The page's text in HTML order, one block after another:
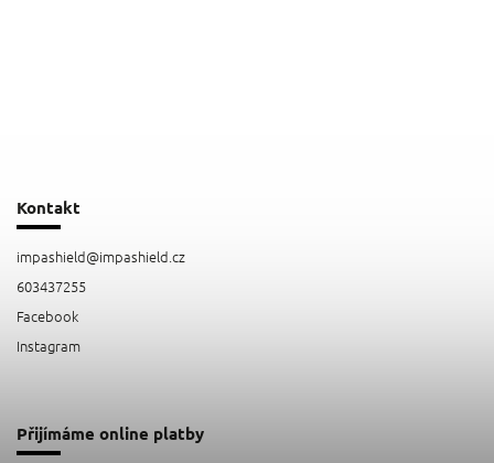
Kontakt
impashield@impashield.cz
603437255
Facebook
Instagram
Přijímáme online platby